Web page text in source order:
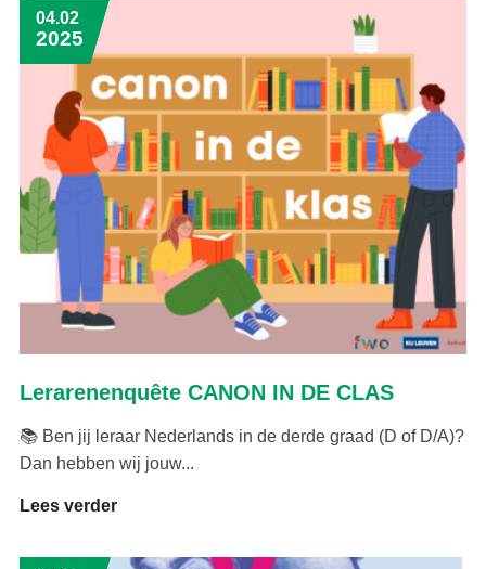
04.02
2025
Lerarenenquête CANON IN DE CLAS
📚 Ben jij leraar Nederlands in de derde graad (D of D/A)?
Dan hebben wij jouw...
Lees verder